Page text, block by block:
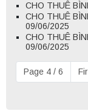
CHO THUÊ
CHO THUÊ
09/06/2025
CHO THUÊ
09/06/2025
Page 4 / 6